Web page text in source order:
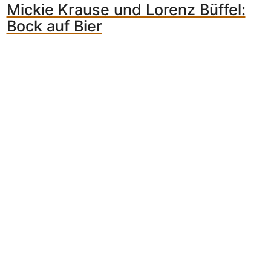
Mickie Krause und Lorenz Büffel:
Bock auf Bier